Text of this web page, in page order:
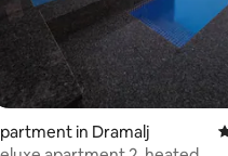
rating, 84 reviews
in Dramalj